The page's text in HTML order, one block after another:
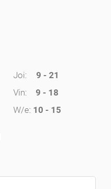
Joi:
9 - 21
Vin:
9 - 18
W/e: 10 - 15